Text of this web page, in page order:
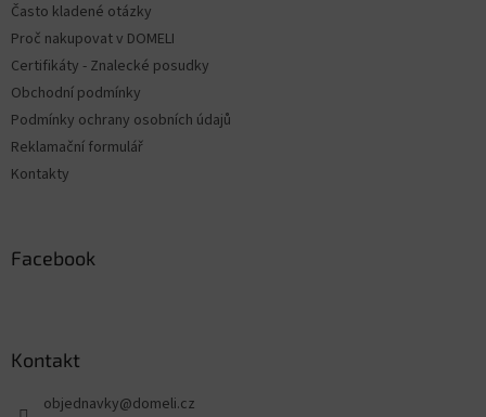
Často kladené otázky
Proč nakupovat v DOMELI
Certifikáty - Znalecké posudky
Obchodní podmínky
Podmínky ochrany osobních údajů
Reklamační formulář
Kontakty
Facebook
Kontakt
objednavky@domeli.cz